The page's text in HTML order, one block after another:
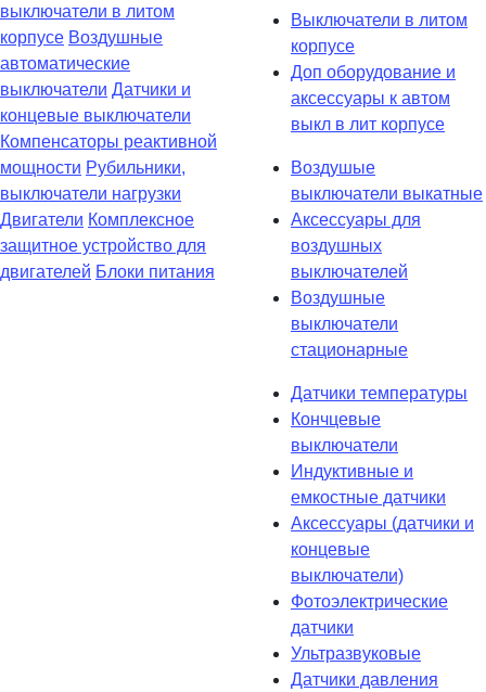
выключатели в литом
корпусе Воздушные
автоматические
выключатели Датчики и
концевые выключатели
Компенсаторы реактивной
мощности Рубильники,
выключатели нагрузки
Двигатели Комплексное
защитное устройство для
двигателей Блоки питания
Выключатели в литом
корпусе
Доп оборудование и
аксессуары к автом
выкл в лит корпусе
Воздушые
выключатели выкатные
Аксессуары для
воздушных
выключателей
Воздушные
выключатели
стационарные
Датчики температуры
Кончцевые
выключатели
Индуктивные и
емкостные датчики
Аксессуары (датчики и
концевые
выключатели)
Фотоэлектрические
датчики
Ультразвуковые
Датчики давления